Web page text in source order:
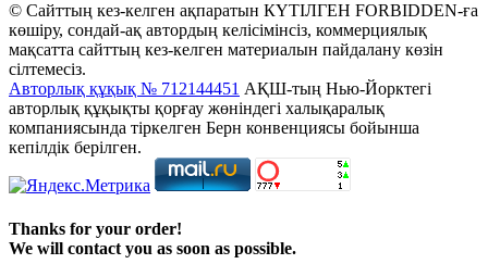
© Сайттың кез-келген ақпаратын КҮТІЛГЕН FORBIDDEN-ға
көшіру, сондай-ақ автордың келісімінсіз, коммерциялық
мақсатта сайттың кез-келген материалын пайдалану көзін
сілтемесіз.
Авторлық құқық № 712144451 АҚШ-тың Нью-Йорктегі
авторлық құқықты қорғау жөніндегі халықаралық
компаниясында тіркелген Берн конвенциясы бойынша
кепілдік берілген.
Thanks for your order!
We will contact you as soon as possible.